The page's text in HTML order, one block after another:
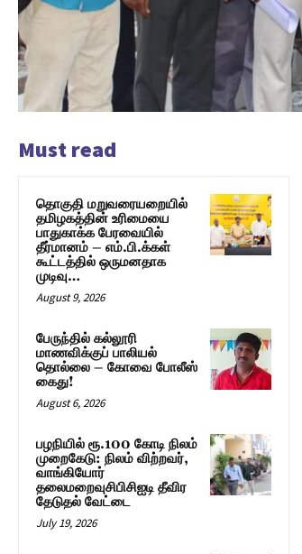
Must read
தொகுதி மறுவரையறையில்
தமிழகத்தின் உரிமையை
பாதுகாக்க பேரவையில்
தீர்மானம் – எம்.பி.க்கள்
கூட்டத்தில் ஒருமனதாக
முடிவு…
August 9, 2026
பேருந்தில் கல்லூரி
மாணவிக்குப் பாலியல்
தொல்லை – கோவை போலீஸ்
கைது!
August 6, 2026
பழநியில் ரூ.100 கோடி நிலம்
முறைகேடு: நிலம் விற்றவர்,
வாங்கியோர்
தலைமறைவுசிபிசிஐடி தீவிர
தேடுதல் வேட்டை
July 19, 2026